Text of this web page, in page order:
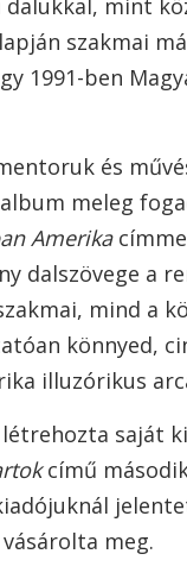
dalukkal, mint
szakmai
1991-ben
és
meleg
Amerika
dalszövege a
mind a
könnyed,
illuzórikus
saját
című
meg.